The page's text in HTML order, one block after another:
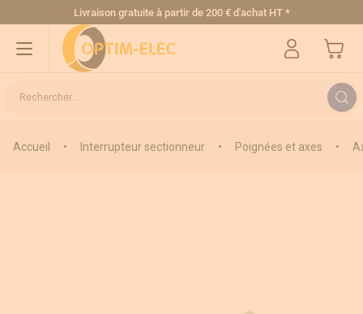
Allez au contenuLivraison gratuite à partir de 200 € d'achat HT *
Mon
Rechercher...
Accueil • Interrupteur sectionneur • Poignées et axes •